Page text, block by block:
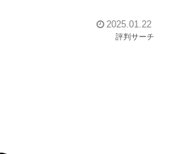
2025.01.22
評判サーチ